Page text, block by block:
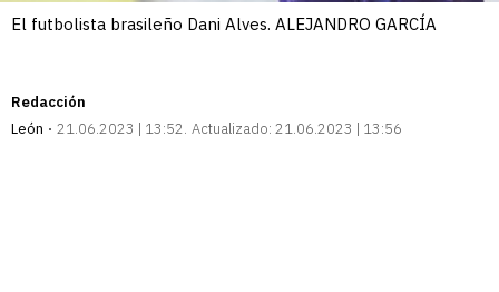
El futbolista brasileño Dani Alves. ALEJANDRO GARCÍA
Redacción
León
21.06.2023 | 13:52 Actualizado: 21.06.2023 | 13:56